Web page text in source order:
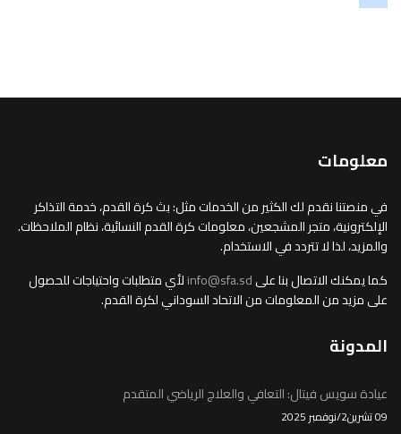
معلومات
في منصتنا نقدم لك الكثير من الخدمات مثل: بث كرة القدم، خدمة التذاكر
الإلكترونية، متجر المشجعين، معلومات كرة القدم النسائية، نظام الملاحظات.
والمزيد، لذا لا تتردد في الاستخدام.
كما يمكنك الاتصال بنا علىinfo@sfa.sdلأي متطلبات واحتياجات للحصول
على مزيد من المعلومات من الاتحاد السوداني لكرة القدم.
المدونة
عيادة سويس فيتال: التعافي والعلاج الرياضي المتقدم
09 تشرين2/نوفمبر 2025